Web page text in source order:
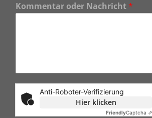
Kommentar oder Nachricht *
Anti-Roboter-Verifizierung
Hier klicken
FriendlyCaptcha ⇗